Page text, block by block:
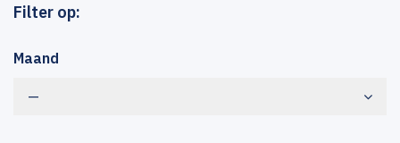
Filter op:
Maand
—